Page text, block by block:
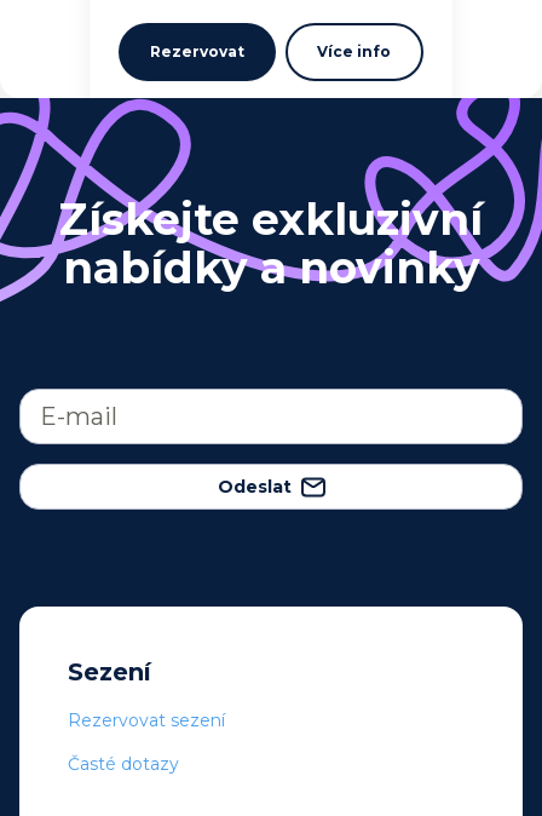
Rezervovat Více info
Získejte exkluzivní
nabídky a novinky
Odeslat
Sezení
Rezervovat sezení
Časté dotazy